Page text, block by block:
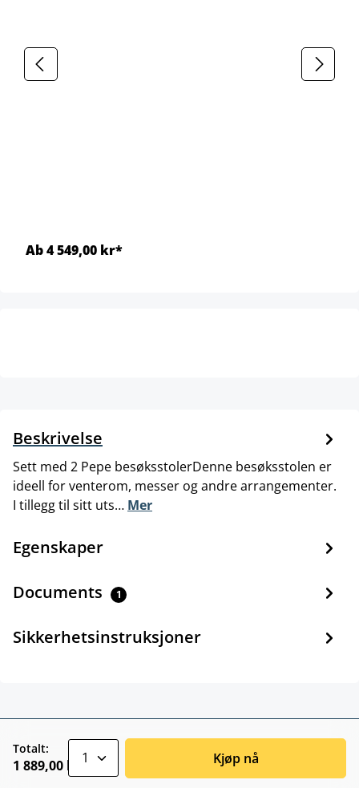
Ab 4 549,00 kr*
Beskrivelse
Sett med 2 Pepe besøksstolerDenne besøksstolen er
ideell for venterom, messer og andre arrangementer.
I tillegg til sitt uts… Mer
Egenskaper
Documents 1
Sikkerhetsinstruksjoner
Totalt:
1 889,00 kr Kjøp nå